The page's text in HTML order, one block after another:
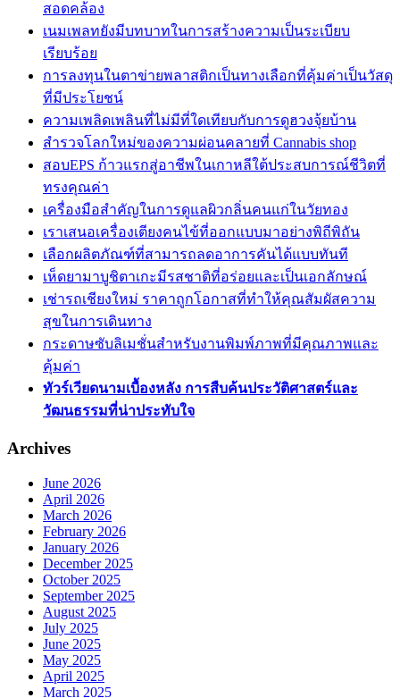
สอดคล้อง
เนมเพลทยังมีบทบาทในการสร้างความเป็นระเบียบ
เรียบร้อย
การลงทุนในตาข่ายพลาสติกเป็นทางเลือกที่คุ้มค่าเป็นวัสดุ
ที่มีประโยชน์
ความเพลิดเพลินที่ไม่มีที่ใดเทียบกับการดูฮวงจุ้ยบ้าน
สำรวจโลกใหม่ของความผ่อนคลายที่ Cannabis shop
สอบEPS ก้าวแรกสู่อาชีพในเกาหลีใต้ประสบการณ์ชีวิตที่
ทรงคุณค่า
เครื่องมือสำคัญในการดูแลผิวกลิ่นคนแก่ในวัยทอง
เราเสนอเครื่องเตียงคนไข้ที่ออกแบบมาอย่างพิถีพิถัน
เลือกผลิตภัณฑ์ที่สามารถลดอาการคันได้แบบทันที
เห็ดยามาบูชิตาเกะมีรสชาติที่อร่อยและเป็นเอกลักษณ์
เช่ารถเชียงใหม่ ราคาถูกโอกาสที่ทำให้คุณสัมผัสความ
สุขในการเดินทาง
กระดาษซับลิเมชั่นสำหรับงานพิมพ์ภาพที่มีคุณภาพและ
คุ้มค่า
ทัวร์เวียดนามเบื้องหลัง การสืบค้นประวัติศาสตร์และ
วัฒนธรรมที่น่าประทับใจ
Archives
June 2026
April 2026
March 2026
February 2026
January 2026
December 2025
October 2025
September 2025
August 2025
July 2025
June 2025
May 2025
April 2025
March 2025